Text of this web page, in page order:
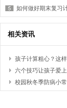
如何做好期末复习
相关资讯
孩子计算粗心？这
了！
六个技巧让孩子爱
校园秋冬季防病小